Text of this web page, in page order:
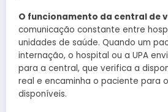
O funcionamento da central de
comunicação constante entre
unidades de saúde. Quando um
internação, o hospital ou a UPA
para a central, que verifica a
real e encaminha o paciente para
disponíveis.